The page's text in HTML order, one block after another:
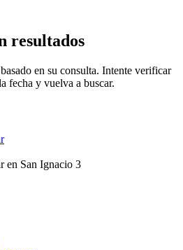
resultados
en su consulta. Intente verificar
fecha y vuelva a buscar.
en San Ignacio 3